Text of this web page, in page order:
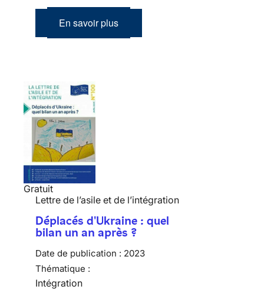
En savoir plus
Gratuit
Lettre de l’asile et de l’intégration
Déplacés d'Ukraine : quel
bilan un an après ?
Date de publication : 2023
Thématique :
Intégration